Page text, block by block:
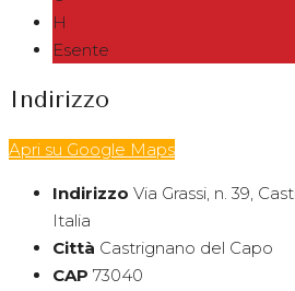
H
Esente
Indirizzo
Apri su Google Maps
Indirizzo Via Grassi, n. 39,
Italia
Città Castrignano del Capo
CAP 73040